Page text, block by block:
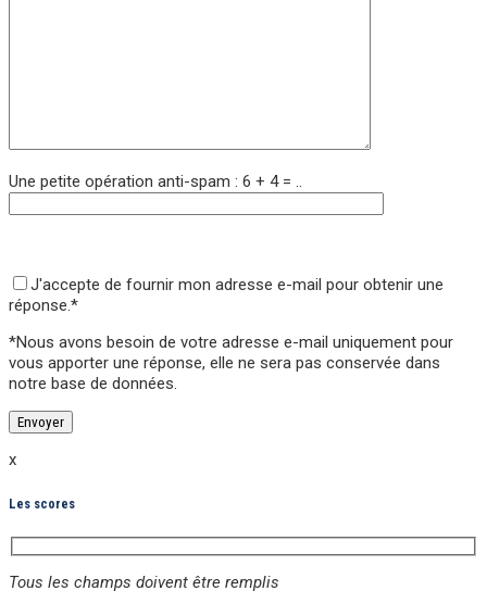
Une petite opération anti-spam : 6 + 4 = ..
J'accepte de fournir mon adresse e-mail pour obtenir une
réponse.*
*Nous avons besoin de votre adresse e-mail uniquement pour
vous apporter une réponse, elle ne sera pas conservée dans
notre base de données.
x
Les scores
Tous les champs doivent être remplis